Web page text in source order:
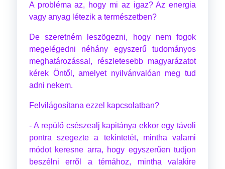
A probléma az, hogy mi az igaz? Az energia
vagy anyag létezik a természetben?
De szeretném leszögezni, hogy nem fogok
megelégedni néhány egyszerű tudományos
meghatározással, részletesebb magyarázatot
kérek Öntől, amelyet nyilvánvalóan meg tud
adni nekem.
Felvilágosítana ezzel kapcsolatban?
- A repülő csészealj kapitánya ekkor egy távoli
pontra szegezte a tekintetét, mintha valami
módot keresne arra, hogy egyszerűen tudjon
beszélni erről a témához, mintha valakire